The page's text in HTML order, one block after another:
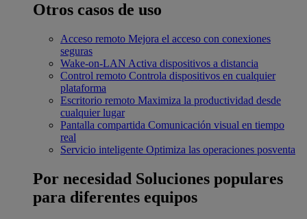
Otros casos de uso
Acceso remoto Mejora el acceso con conexiones
seguras
Wake-on-LAN Activa dispositivos a distancia
Control remoto Controla dispositivos en cualquier
plataforma
Escritorio remoto Maximiza la productividad desde
cualquier lugar
Pantalla compartida Comunicación visual en tiempo
real
Servicio inteligente Optimiza las operaciones posventa
Por necesidad Soluciones populares
para diferentes equipos